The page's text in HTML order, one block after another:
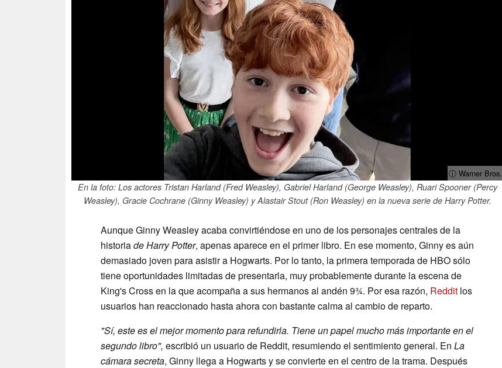
ⓘ Warner Bros.
En la foto: Los actores Tristan Harland (Fred Weasley), Gabriel Harland (George Weasley), Ruari Spooner (Percy
Weasley), Gracie Cochrane (Ginny Weasley) y Alastair Stout (Ron Weasley) en la nueva serie de Harry Potter.
Aunque Ginny Weasley acaba convirtiéndose en uno de los personajes centrales de la
historiade Harry Potter, apenas aparece en el primer libro. En ese momento, Ginny es aún
demasiado joven para asistir a Hogwarts. Por lo tanto, la primera temporada de HBO sólo
tiene oportunidades limitadas de presentarla, muy probablemente durante la escena de
King's Cross en la que acompaña a sus hermanos al andén 9¾. Por esa razón, Reddit los
usuarios han reaccionado hasta ahora con bastante calma al cambio de reparto.
"Sí, este es el mejor momento para refundirla. Tiene un papel mucho más importante en el
segundo libro", escribió un usuario de Reddit, resumiendo el sentimiento general. En La
cámara secreta, Ginny llega a Hogwarts y se convierte en el centro de la trama. Después